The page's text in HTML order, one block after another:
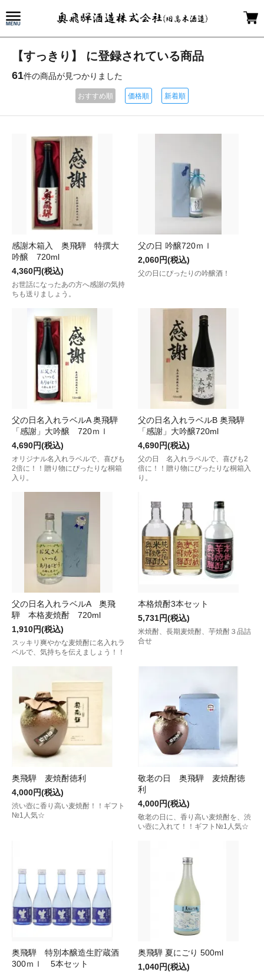
【すっきり】 に登録されている商品
61件の商品が見つかりました
おすすめ順 価格順 新着順
感謝木箱入 奥飛騨 特撰大
吟醸 720ml
4,360円(税込)
お世話になったあの方へ感謝の気持
ちも送りましょう。
父の日 吟醸720ｍｌ
2,060円(税込)
父の日にぴったりの吟醸酒！
父の日名入れラベルA 奥飛騨
「感謝」大吟醸 720ｍｌ
4,690円(税込)
オリジナル名入れラベルで、喜びも
2倍に！！贈り物にぴったりな桐箱
入り。
父の日名入れラベルB 奥飛騨
「感謝」大吟醸720ml
4,690円(税込)
父の日 名入れラベルで、喜びも2
倍に！！贈り物にぴったりな桐箱入
り。
父の日名入れラベルA 奥飛
騨 本格麦焼酎 720ml
1,910円(税込)
スッキリ爽やかな麦焼酎に名入れラ
ベルで、気持ちを伝えましょう！！
本格焼酎3本セット
5,731円(税込)
米焼酎、長期麦焼酎、芋焼酎３品詰
合せ
奥飛騨 麦焼酎徳利
4,000円(税込)
渋い壺に香り高い麦焼酎！！ギフト
№1人気☆
敬老の日 奥飛騨 麦焼酎徳
利
4,000円(税込)
敬老の日に、香り高い麦焼酎を、渋
い壺に入れて！！ギフト№1人気☆
奥飛騨 特別本醸造生貯蔵酒
300ｍｌ 5本セット
奥飛騨 夏にごり 500ml
1,040円(税込)